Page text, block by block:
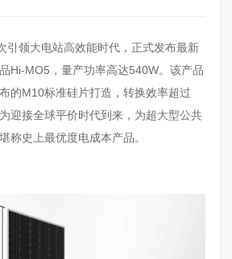
引领大电站高效能时代，正式发布最新
Hi-MO5，量产功率高达540W。该产品
的M10标准硅片打造，转换效率超过
迎接全球平价时代到来，为超大型公共
称史上最优度电成本产品。